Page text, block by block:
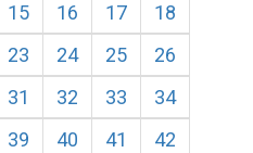
15 16 17
18
23 24 25
26
31 32 33
34
39 40 41
42